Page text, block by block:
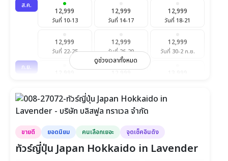
ส.ค.
12,999
วันที่ 10-13
12,999
วันที่ 14-17
12,999
วันที่ 18-21
12,999
วันที่ 22-25
12,999
วันที่ 26-29
12,999
วันที่ 30-2 ก.ย.
ก.ย.
12,999
วันที่ 14-17
12,999
วันที่ 16-19
13,999
วันที่ 24-27
ดูช่วงเวลาทั้งหมด
ขายดี ยอดนิยม คนเลือกเยอะ จุดเช็คอินดัง
ทัวร์ญี่ปุ่น Japan Hokkaido in Lavender